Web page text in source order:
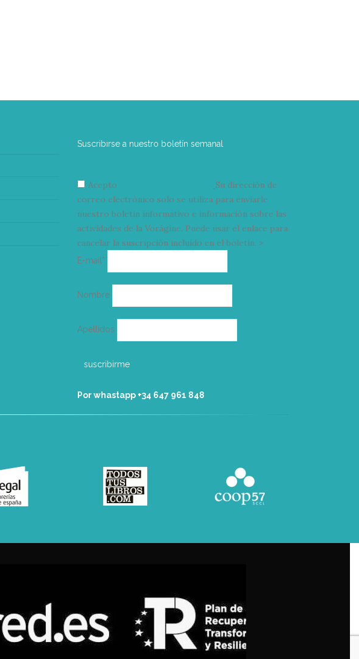
Suscribirse a nuestro boletín semanal
Acepto
Su dirección de
correo electrónico solo se utiliza para enviarle
nuestro boletín informativo e información sobre las
actividades de la Vorágine. Puede usar el enlace para
cancelar la suscripción incluido en el boletín. >
E-mail*
electrónico
Nombre
Apellidos
Por whastapp +34 ‭647 961 848‬